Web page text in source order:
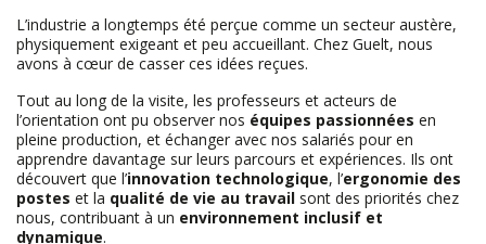
L’industrie a longtemps été perçue comme un secteur austère,
physiquement exigeant et peu accueillant. Chez Guelt, nous
avons à cœur de casser ces idées reçues.
Tout au long de la visite, les professeurs et acteurs de
l’orientation ont pu observer nos équipes passionnées en
pleine production, et échanger avec nos salariés pour en
apprendre davantage sur leurs parcours et expériences. Ils ont
découvert que l’innovation technologique, l’ergonomie des
postes et la qualité de vie au travail sont des priorités chez
nous, contribuant à un environnement inclusif et
dynamique.